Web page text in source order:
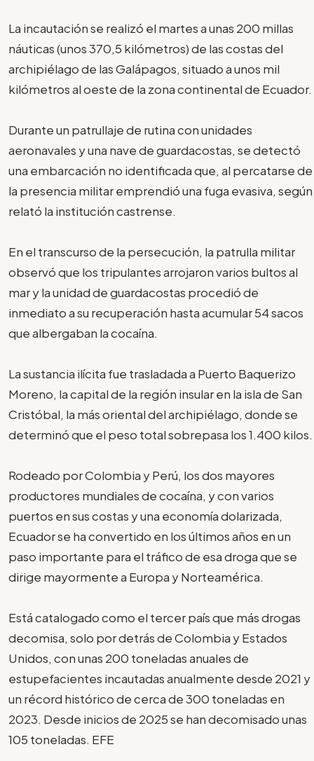
La incautación se realizó el martes a unas 200 millas
náuticas (unos 370,5 kilómetros) de las costas del
archipiélago de las Galápagos, situado a unos mil
kilómetros al oeste de la zona continental de Ecuador.
Durante un patrullaje de rutina con unidades
aeronavales y una nave de guardacostas, se detectó
una embarcación no identificada que, al percatarse de
la presencia militar emprendió una fuga evasiva, según
relató la institución castrense.
En el transcurso de la persecución, la patrulla militar
observó que los tripulantes arrojaron varios bultos al
mar y la unidad de guardacostas procedió de
inmediato a su recuperación hasta acumular 54 sacos
que albergaban la cocaína.
La sustancia ilícita fue trasladada a Puerto Baquerizo
Moreno, la capital de la región insular en la isla de San
Cristóbal, la más oriental del archipiélago, donde se
determinó que el peso total sobrepasa los 1.400 kilos.
Rodeado por Colombia y Perú, los dos mayores
productores mundiales de cocaína, y con varios
puertos en sus costas y una economía dolarizada,
Ecuador se ha convertido en los últimos años en un
paso importante para el tráfico de esa droga que se
dirige mayormente a Europa y Norteamérica.
Está catalogado como el tercer país que más drogas
decomisa, solo por detrás de Colombia y Estados
Unidos, con unas 200 toneladas anuales de
estupefacientes incautadas anualmente desde 2021 y
un récord histórico de cerca de 300 toneladas en
2023. Desde inicios de 2025 se han decomisado unas
105 toneladas. EFE